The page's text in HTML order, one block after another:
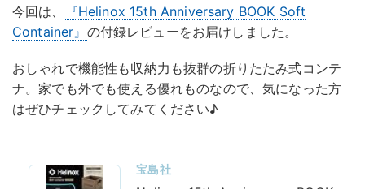
今回は、
『Helinox 15th Anniversary BOOK Soft
Container』 の付録レビューをお届けしました。
おしゃれで機能性も収納力も抜群の折りたたみ式コンテ
ナ。家でも外でも使える優れものなので、気になった方
はぜひチェックしてみてください♪
宝島社